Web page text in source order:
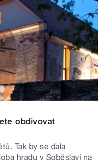
obdivovat
Tak by se dala
hradu v Soběslavi na